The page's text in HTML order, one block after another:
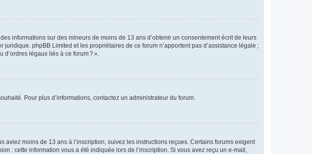
informations sur des mineurs de moins de 13 ans d’obtenir un consentement écrit de leurs
phpBB Limited et les propriétaires de ce forum n’apportent pas d’assistance légale ;
d’ordres légaux liés à ce forum ? ».
Pour plus d’informations, contactez un administrateur du forum.
aviez moins de 13 ans à l’inscription, suivez les instructions reçues. Certains forums exigent
: cette information vous a été indiquée lors de l’inscription. Si vous avez reçu un e-mail,